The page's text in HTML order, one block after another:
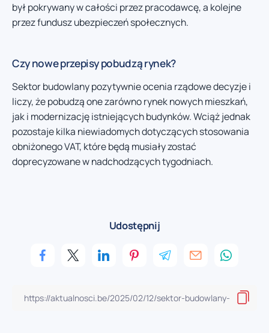
był pokrywany w całości przez pracodawcę, a kolejne
przez fundusz ubezpieczeń społecznych.
Czy nowe przepisy pobudzą rynek?
Sektor budowlany pozytywnie ocenia rządowe decyzje i
liczy, że pobudzą one zarówno rynek nowych mieszkań,
jak i modernizację istniejących budynków. Wciąż jednak
pozostaje kilka niewiadomych dotyczących stosowania
obniżonego VAT, które będą musiały zostać
doprecyzowane w nadchodzących tygodniach.
Udostępnij